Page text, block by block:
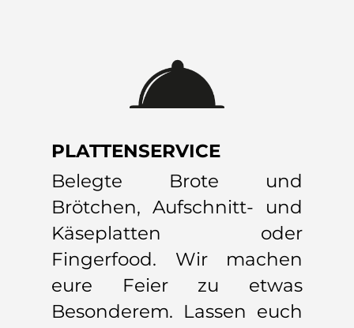
PLATTENSERVICE
Belegte Brote und
Brötchen, Aufschnitt- und
Käseplatten oder
Fingerfood. Wir machen
eure Feier zu etwas
Besonderem. Lassen euch